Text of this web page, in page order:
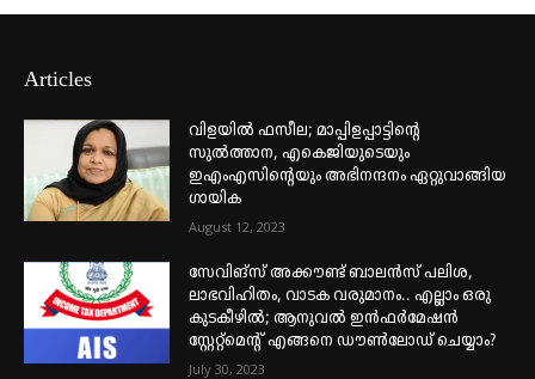
Articles
വിളയിൽ ഫസീല; മാപ്പിളപ്പാട്ടിന്റെ
സുൽത്താന, എകെജിയുടെയും
ഇഎംഎസിന്റെയും അഭിനന്ദനം ഏറ്റുവാങ്ങിയ
ഗായിക
August 12, 2023
സേവിങ്സ് അക്കൗണ്ട് ബാലൻസ് പലിശ,
ലാഭവിഹിതം, വാടക വരുമാനം.. എല്ലാം ഒരു
കുടകീഴിൽ; ആനുവൽ ഇൻഫർമേഷൻ
സ്റ്റേറ്റ്മെന്റ് എങ്ങനെ ഡൗൺലോഡ് ചെയ്യാം?
July 30, 2023